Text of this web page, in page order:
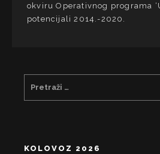
okviru Operativnog programa
potencijali 2014.-2020.
KOLOVOZ 2026